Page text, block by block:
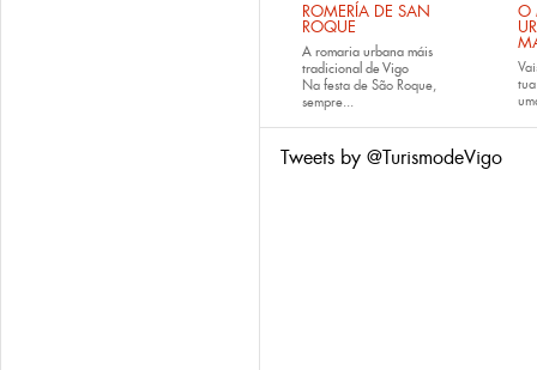
ROMERÍA DE SAN
ROQUE
A romaria urbana máis
tradicional de Vigo
Na festa de São Roque,
sempre...
O
Tweets by @TurismodeVigo